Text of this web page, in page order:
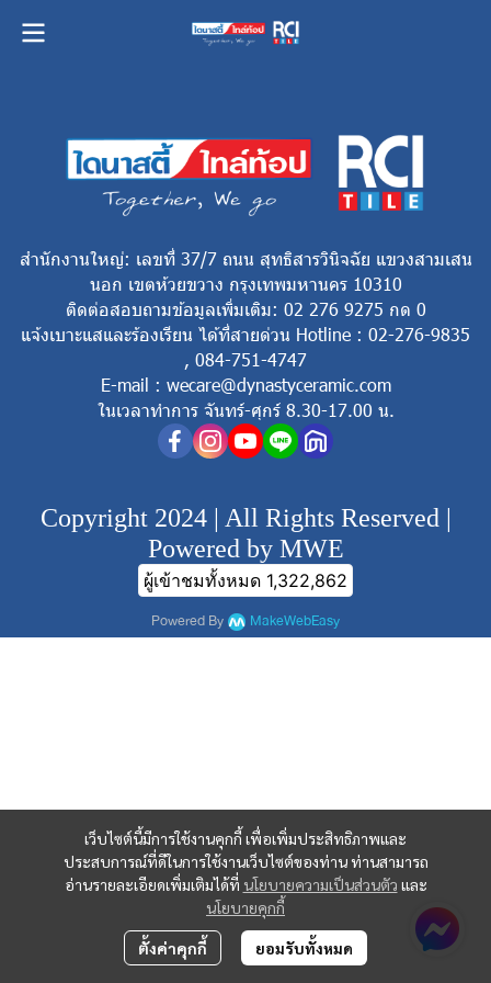
เว็บไซต์นี้มีการใช้งานคุกกี้ เพื่อเพิ่มประสิทธิภาพและ
ประสบการณ์ที่ดีในการใช้งานเว็บไซต์ของท่าน ท่านสามารถ
อ่านรายละเอียดเพิ่มเติมได้ที่ นโยบายความเป็นส่วนตัว และ
นโยบายคุกกี้
ตั้งค่าคุกกี้ ยอมรับทั้งหมด
สำนักงานใหญ่: เลขที่ 37/7 ถนน สุทธิสารวินิจฉัย แขวงสามเสน
นอก เขตห้วยขวาง กรุงเทพมหานคร 10310
ติดต่อสอบถามข้อมูลเพิ่มเติม: 02 276 9275 กด 0
แจ้งเบาะแสและร้องเรียน ได้ที่สายด่วน Hotline : 02-276-9835
, 084-751-4747
E-mail : wecare@dynastyceramic.com
ในเวลาทำการ จันทร์-ศุกร์ 8.30-17.00 น.
Copyright 2024 | All Rights Reserved |
Powered by MWE
ผู้เข้าชมทั้งหมด 1,322,862
Powered By MakeWebEasy